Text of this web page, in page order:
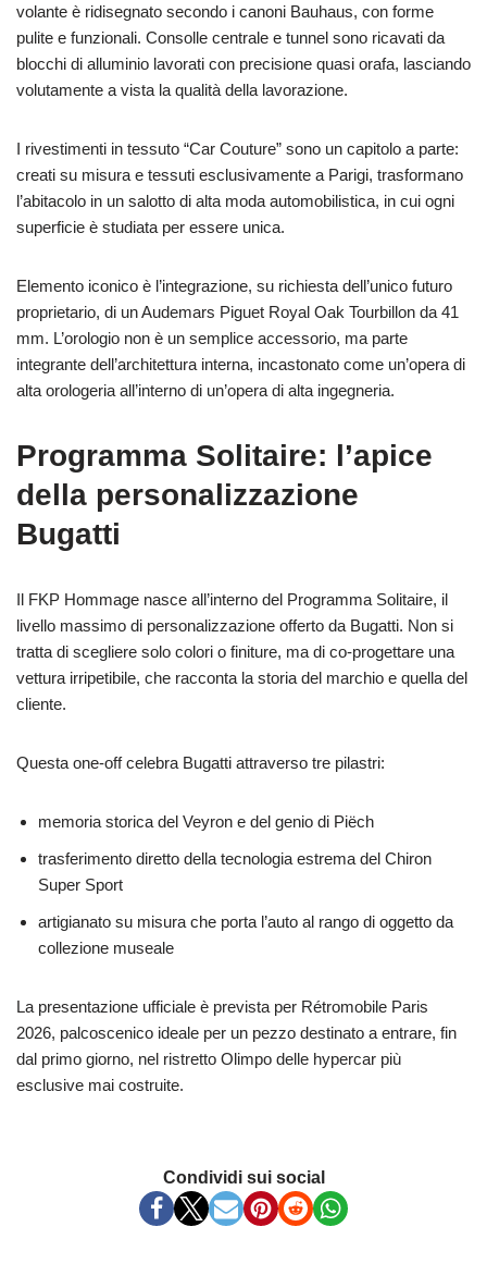
volante è ridisegnato secondo i canoni Bauhaus, con forme
pulite e funzionali. Consolle centrale e tunnel sono ricavati da
blocchi di alluminio lavorati con precisione quasi orafa, lasciando
volutamente a vista la qualità della lavorazione.
I rivestimenti in tessuto “Car Couture” sono un capitolo a parte:
creati su misura e tessuti esclusivamente a Parigi, trasformano
l’abitacolo in un salotto di alta moda automobilistica, in cui ogni
superficie è studiata per essere unica.
Elemento iconico è l’integrazione, su richiesta dell’unico futuro
proprietario, di un Audemars Piguet Royal Oak Tourbillon da 41
mm. L’orologio non è un semplice accessorio, ma parte
integrante dell’architettura interna, incastonato come un’opera di
alta orologeria all’interno di un’opera di alta ingegneria.
Programma Solitaire: l’apice
della personalizzazione
Bugatti
Il FKP Hommage nasce all’interno del Programma Solitaire, il
livello massimo di personalizzazione offerto da Bugatti. Non si
tratta di scegliere solo colori o finiture, ma di co-progettare una
vettura irripetibile, che racconta la storia del marchio e quella del
cliente.
Questa one-off celebra Bugatti attraverso tre pilastri:
memoria storica del Veyron e del genio di Piëch
trasferimento diretto della tecnologia estrema del Chiron
Super Sport
artigianato su misura che porta l’auto al rango di oggetto da
collezione museale
La presentazione ufficiale è prevista per Rétromobile Paris
2026, palcoscenico ideale per un pezzo destinato a entrare, fin
dal primo giorno, nel ristretto Olimpo delle hypercar più
esclusive mai costruite.
Condividi sui social